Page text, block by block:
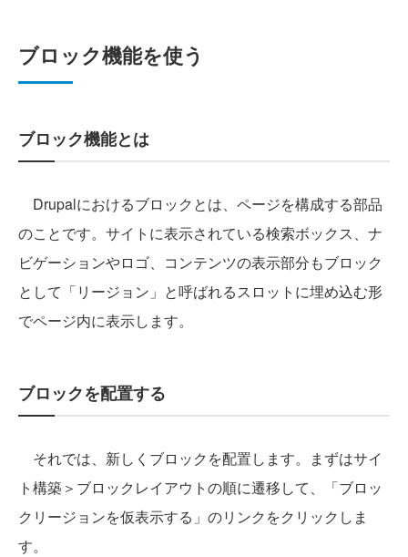
ブロック機能を使う
ブロック機能とは
Drupalにおけるブロックとは、ページを構成する部品
のことです。サイトに表示されている検索ボックス、ナ
ビゲーションやロゴ、コンテンツの表示部分もブロック
として「リージョン」と呼ばれるスロットに埋め込む形
でページ内に表示します。
ブロックを配置する
それでは、新しくブロックを配置します。まずはサイ
ト構築＞ブロックレイアウトの順に遷移して、「ブロッ
クリージョンを仮表示する」のリンクをクリックしま
す。